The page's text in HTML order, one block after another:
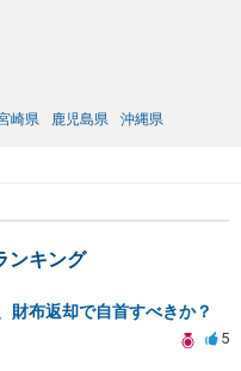
崎県 鹿児島県 沖縄県
ンキング
財布返却で自首すべきか？
5